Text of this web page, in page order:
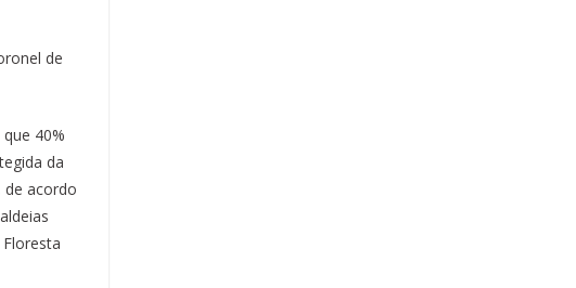
de
40%
da
de acordo